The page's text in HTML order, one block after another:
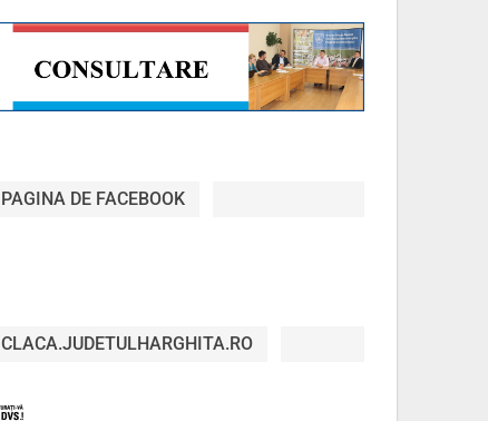
PAGINA DE FACEBOOK
CLACA.JUDETULHARGHITA.RO